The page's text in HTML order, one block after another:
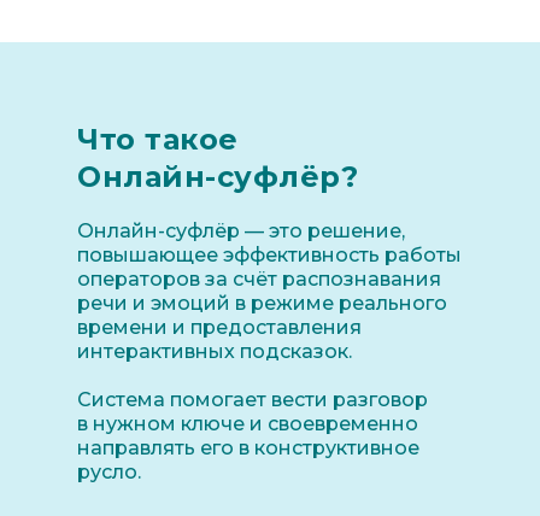
Что такое
Онлайн-суфлёр?
Онлайн-суфлёр — это решение,
повышающее эффективность работы
операторов за счёт распознавания
речи и эмоций в режиме реального
времени и предоставления
интерактивных подсказок.
Система помогает вести разговор
в нужном ключе и своевременно
направлять его в конструктивное
русло.